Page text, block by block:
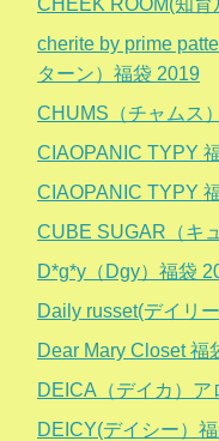
cherite by prime
ターン）福袋 2019
CHUMS（チャムス
CIAOPANIC TYPY
CIAOPANIC TYPY
CUBE SUGAR（キ
D*g*y（Dgy）福袋
Daily russet(デイリ
Dear Mary Closet 福
DEICA（デイカ）ア
DEICY(デイシー）